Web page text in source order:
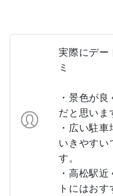
実際にデー
ミ
・景色が
だと思いま
・広い駐
いきやす
す。
・高松駅
トにはお